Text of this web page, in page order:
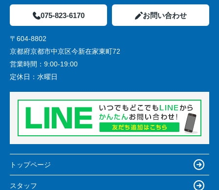
075-823-6170 お問い合わせ
〒604-8802
京都府京都市中京区今新在家東町72
営業時間： 9:00-19:00
定休日： 水曜日
トップページ
スタッフ